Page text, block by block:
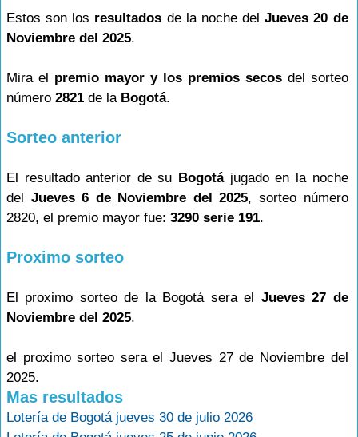
Estos son los resultados de la noche delJueves 20 de
Noviembre del 2025.
Mira el premio mayor y los premios secosdel sorteo
número 2821 de la Bogotá.
Sorteo anterior
El resultado anterior de su Bogotájugado en la noche
del Jueves 6 de Noviembre del 2025, sorteo número
2820, el premio mayor fue: 3290 serie 191.
Proximo sorteo
El proximo sorteo de la Bogotá sera el Jueves 27 de
Noviembre del 2025.
el proximo sorteo sera el Jueves 27 de Noviembre del
2025.
Mas resultados
Lotería de Bogotá jueves 30 de julio 2026